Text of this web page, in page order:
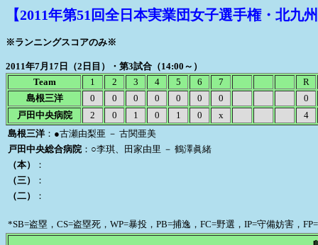
【2011年第51回全日本実業団女子選手権・北
※ランニングスコアのみ※
2011年7月17日（2日目）・第3試合（14:00～）
Team
1 2 3 4 5 6 7
R
島根三洋
0 0 0 0 0 0 0
0
戸田中央病院
2 0 1 0 1 0 x
4
島根三洋：●古瀬由梨亜 － 古関亜美
戸田中央総合病院 ：○李琪、田家由里 － 鶴澤眞緒
（本）
：
（三）
：
（二）
：
*SB=盗塁，CS=盗塁死，WP=暴投，PB=捕逸，FC=野選，IP=守備妨害，